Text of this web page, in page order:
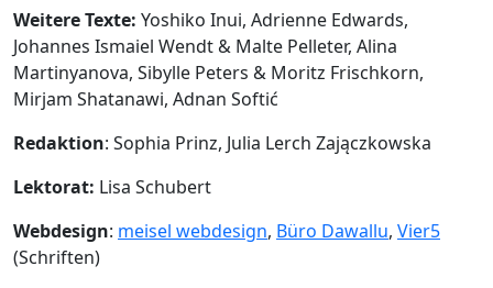
Weitere Texte: Yoshiko Inui, Adrienne Edwards,
Johannes Ismaiel Wendt & Malte Pelleter, Alina
Martinyanova, Sibylle Peters & Moritz Frischkorn,
Mirjam Shatanawi, Adnan Softić
Redaktion: Sophia Prinz, Julia Lerch Zajączkowska
Lektorat: Lisa Schubert
Webdesign: meisel webdesign, Büro Dawallu, Vier5
(Schriften)